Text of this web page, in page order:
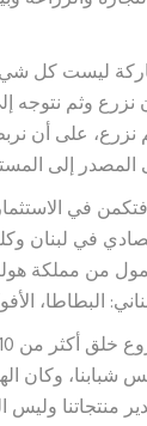
ليست كل
نزرع وثم نتوجه
نزرع، على أن
إلى
في
في لبنان
البطاطا،
شبابنا،
منتجاتنا وليس